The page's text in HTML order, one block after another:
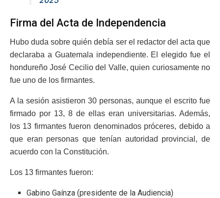
Firma del Acta de Independencia
Hubo duda sobre quién debía ser el redactor del acta que
declaraba a Guatemala independiente. El elegido fue el
hondureño José Cecilio del Valle, quien curiosamente no
fue uno de los firmantes.
A la sesión asistieron 30 personas, aunque el escrito fue
firmado por 13, 8 de ellas eran universitarias. Además,
los 13 firmantes fueron denominados próceres, debido a
que eran personas que tenían autoridad provincial, de
acuerdo con la Constitución.
Los 13 firmantes fueron:
Gabino Gaínza (presidente de la Audiencia)